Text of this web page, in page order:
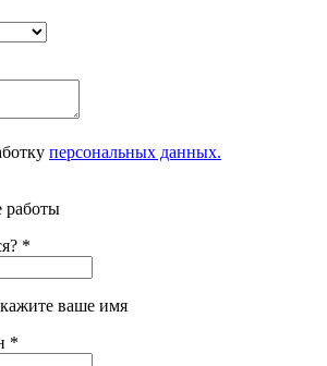
персональных данных.
работы
*
ваше имя
*